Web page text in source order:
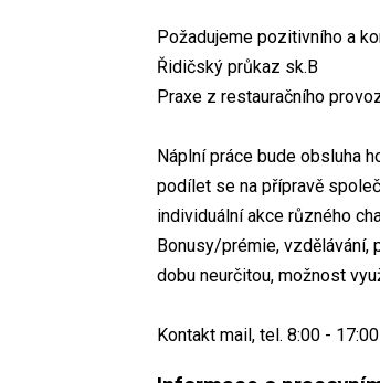
Požadujeme pozitivního a
Řidičský průkaz sk.B
Praxe z restauračního
Náplní práce bude obsluha
podílet se na přípravě
individuální akce různého
Bonusy/prémie, vzdělávání,
dobu neurčitou, možnost
Kontakt mail, tel. 8:00 -